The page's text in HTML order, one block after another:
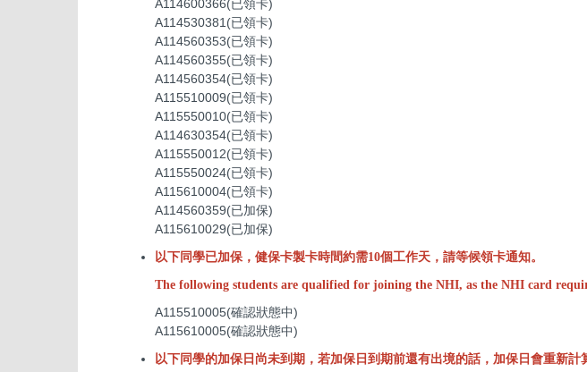
A114600366(已領卡)
A114530381(已領卡)
A114560353(已領卡)
A114560355(已領卡)
A114560354(已領卡)
A115510009(已領卡)
A115550010(已領卡)
A114630354(已領卡)
A115550012(已領卡)
A115550024(已領卡)
A115610004(已領卡)
A114560359(已加保)
A115610029(已加保)
以下同學已加保，健保卡製卡時間約需10個工作天，請等候領卡通知。
The following students are qualified for joining the NHI, as the NHI card
A115510005(確認狀態中)
A115610005(確認狀態中)
以下同學的加保日尚未到期，若加保日到期前還有出境的話，加保日會重新計